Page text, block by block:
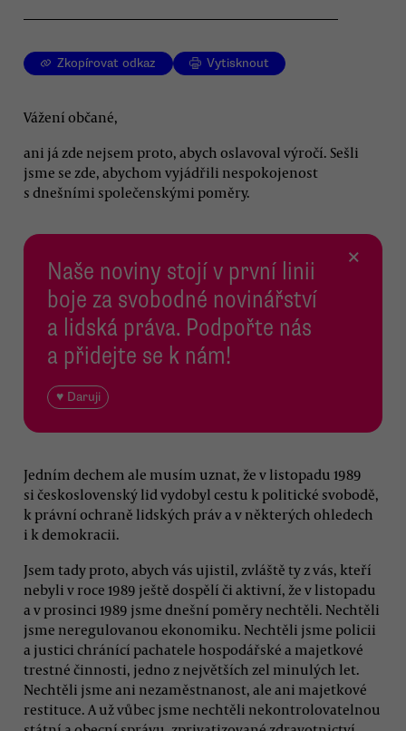
Zkopírovat odkaz Vytisknout
Vážení občané,
ani já zde nejsem proto, abych oslavoval výročí. Sešli
jsme se zde, abychom vyjádřili nespokojenost
s dnešními společenskými poměry.
Naše noviny stojí v první linii
boje za svobodné novinářství
a lidská práva. Podpořte nás
a přidejte se k nám!
♥ Daruji
×
Jedním dechem ale musím uznat, že v listopadu 1989
si československý lid vydobyl cestu k politické svobodě,
k právní ochraně lidských práv a v některých ohledech
i k demokracii.
Jsem tady proto, abych vás ujistil, zvláště ty z vás, kteří
nebyli v roce 1989 ještě dospělí či aktivní, že v listopadu
a v prosinci 1989 jsme dnešní poměry nechtěli. Nechtěli
jsme neregulovanou ekonomiku. Nechtěli jsme policii
a justici chránící pachatele hospodářské a majetkové
trestné činnosti, jedno z největších zel minulých let.
Nechtěli jsme ani nezaměstnanost, ale ani majetkové
restituce. A už vůbec jsme nechtěli nekontrolovatelnou